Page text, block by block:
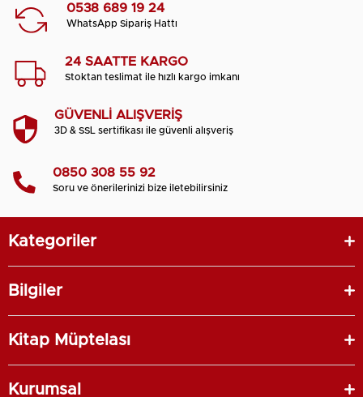
0538 689 19 24
WhatsApp Sipariş Hattı
24 SAATTE KARGO
Stoktan teslimat ile hızlı kargo imkanı
GÜVENLİ ALIŞVERİŞ
3D & SSL sertifikası ile güvenli alışveriş
0850 308 55 92
Soru ve önerilerinizi bize iletebilirsiniz
Kategoriler
Bilgiler
Kitap Müptelası
Kurumsal